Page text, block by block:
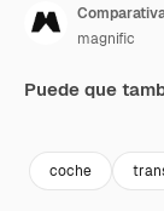
magnific
Puede que
coche